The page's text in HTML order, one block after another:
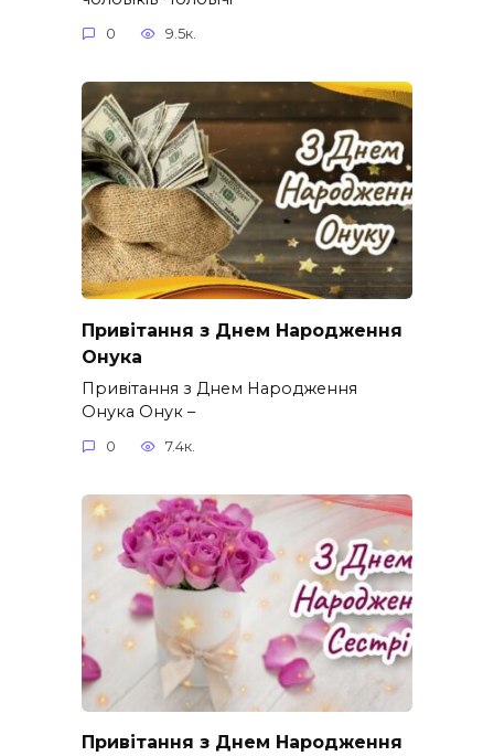
0 9.5к.
Привітання з Днем Народження
Онука
Привітання з Днем Народження
Онука Онук –
0 7.4к.
Привітання з Днем Народження